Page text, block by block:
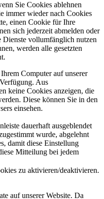
Sie Cookies ablehnen
immer wieder nach Cookies
einen Cookie für Ihre
sich jederzeit abmelden oder
Dienste vollumfänglich nutzen
werden alle gesetzten
Computer auf unserer
Aus
keine Cookies anzeigen, die
Diese können Sie in den
einsehen.
dauerhaft ausgeblendet
wurde, abgelehnt
damit diese Einstellung
Mitteilung bei jedem
zu aktivieren/deaktivieren.
auf unserer Website. Da